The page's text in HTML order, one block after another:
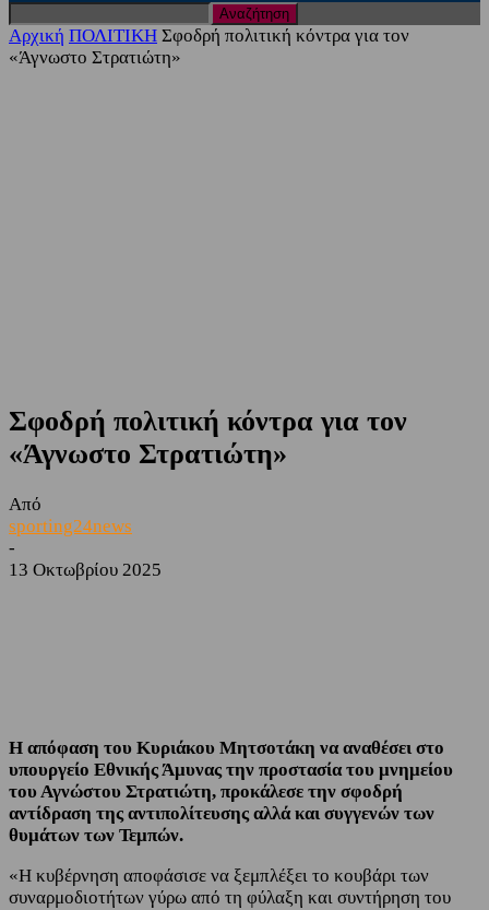
Αρχική ΠΟΛΙΤΙΚΗ Σφοδρή πολιτική κόντρα για τον
«Άγνωστο Στρατιώτη»
Σφοδρή πολιτική κόντρα για τον
«Άγνωστο Στρατιώτη»
Από
sporting24news
-
13 Οκτωβρίου 2025
Η απόφαση του Κυριάκου Μητσοτάκη να αναθέσει στο
υπουργείο Εθνικής Άμυνας την προστασία του μνημείου
του Αγνώστου Στρατιώτη, προκάλεσε την σφοδρή
αντίδραση της αντιπολίτευσης αλλά και συγγενών των
θυμάτων των Τεμπών.
«Η κυβέρνηση αποφάσισε να ξεμπλέξει το κουβάρι των
συναρμοδιοτήτων γύρω από τη φύλαξη και συντήρηση του